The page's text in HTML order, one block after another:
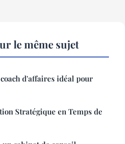
le même sujet
d'affaires idéal pour
Stratégique en Temps de